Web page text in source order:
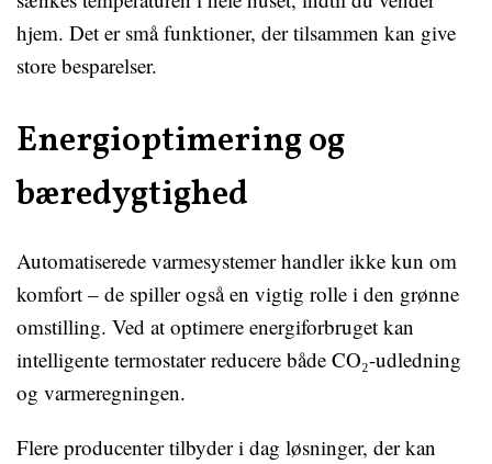
hjem. Det er små funktioner, der tilsammen kan give
store besparelser.
Energioptimering og
bæredygtighed
Automatiserede varmesystemer handler ikke kun om
komfort – de spiller også en vigtig rolle i den grønne
omstilling. Ved at optimere energiforbruget kan
intelligente termostater reducere både CO₂-udledning
og varmeregningen.
Flere producenter tilbyder i dag løsninger, der kan